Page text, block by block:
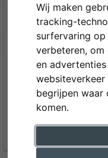
Wij maken
tracking-
surfervaring
verbeteren, om
en
begrijpen waar
komen.
Terug